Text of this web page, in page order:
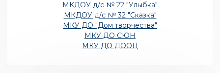
МКДОУ д/с № 22 "Улыбка"
МКДОУ д/с № 32 "Сказка"
МКУ ДО "Дом творчества"
МКУ ДО СЮН
МКУ ДО ДООЦ